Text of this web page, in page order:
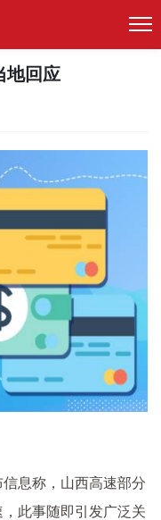
地回应
息称，山西高速部分
此事随即引发广泛关